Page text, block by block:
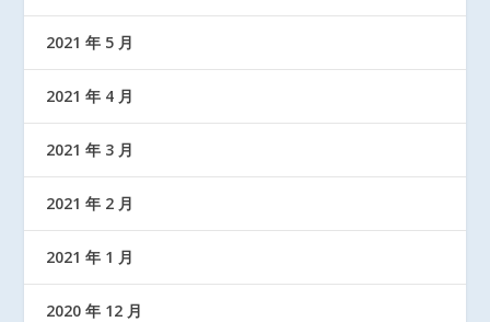
2021 年 5 月
2021 年 4 月
2021 年 3 月
2021 年 2 月
2021 年 1 月
2020 年 12 月